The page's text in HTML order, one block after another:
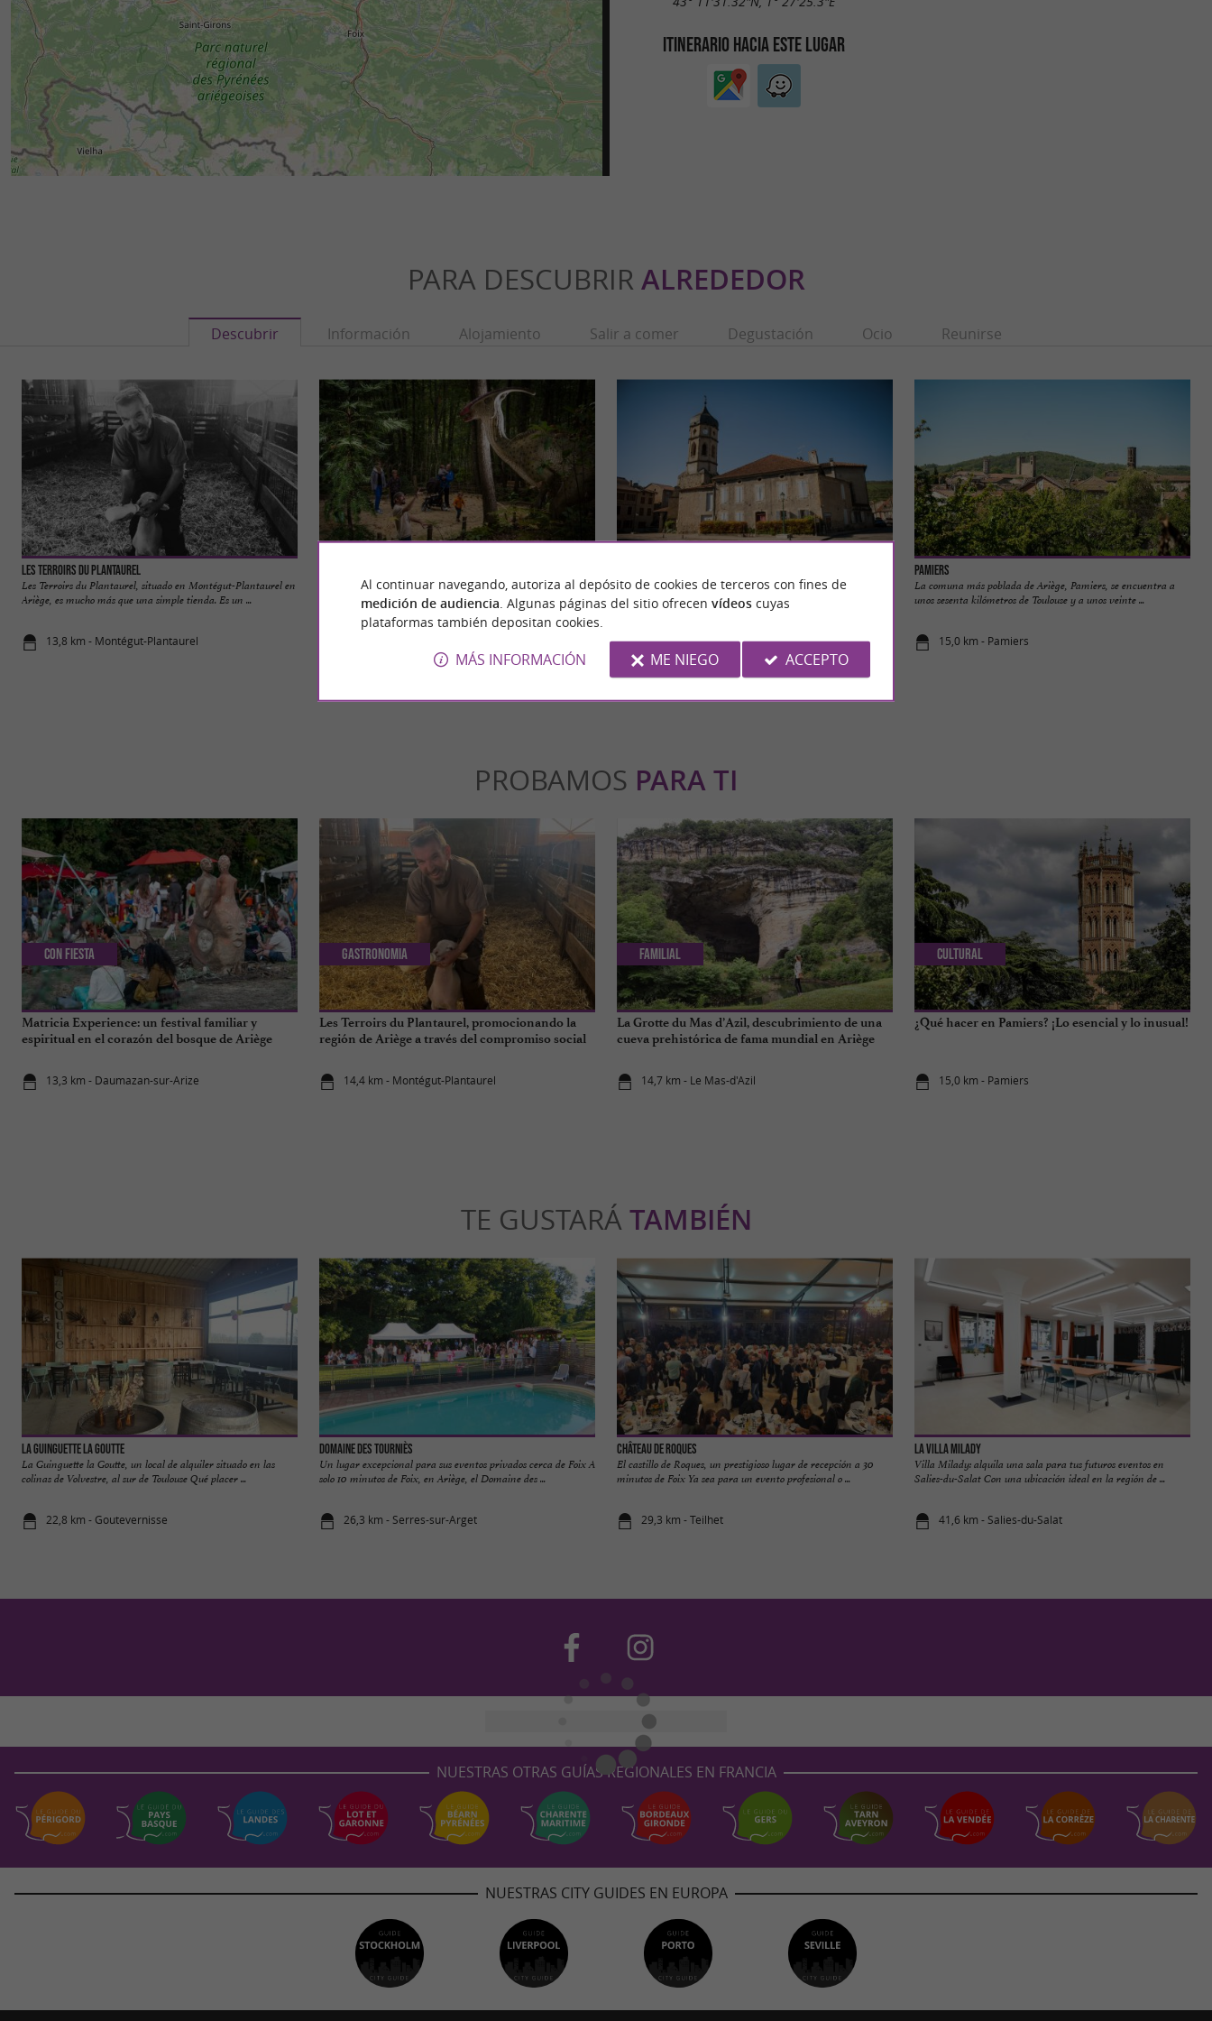
ITINERARIO HACIA ESTE LUGAR
PARA DESCUBRIR ALREDEDOR
Descubrir Información Alojamiento Salir a comer Degustación Ocio Reunirse
Les Terroirs du Plantaurel
Les Terroirs du Plantaurel, situado en Montégut-Plantaurel en
Ariège, es mucho más que una simple tienda. Es un ...
13,8 km - Montégut-Plantaurel
¡Inmersión, confrontación y emociones fuertes están
garantizadas! Xploria es un espacio de diversión y ...
Le Mas d'Azil es una pequeña y pintoresca ciudad francesa
situada en el departamento de Ariège, en el corazón de ...
14,8 km - Le Mas-d'Azil
Pamiers
La comuna más poblada de Ariège, Pamiers, se encuentra a
unos sesenta kilómetros de Toulouse y a unos veinte ...
15,0 km - Pamiers
PROBAMOS PARA TI
Matricia Experience: un festival familiar y
espiritual en el corazón del bosque de Ariège
13,3 km - Daumazan-sur-Arize
Con Fiesta
Les Terroirs du Plantaurel, promocionando la
región de Ariège a través del compromiso social
14,4 km - Montégut-Plantaurel
Gastronomia
La Grotte du Mas d’Azil, descubrimiento de una
cueva prehistórica de fama mundial en Ariège
14,7 km - Le Mas-d'Azil
Familial
¿Qué hacer en Pamiers? ¡Lo esencial y lo inusual!
15,0 km - Pamiers
Cultural
TE GUSTARÁTAMBIÉN
La Guinguette La Goutte
La Guinguette la Goutte, un local de alquiler situado en las
colinas de Volvestre, al sur de Toulouse Qué placer ...
22,8 km - Goutevernisse
Domaine des Tourniès
Un lugar excepcional para sus eventos privados cerca de Foix A
solo 10 minutos de Foix, en Ariège, el Domaine des ...
26,3 km - Serres-sur-Arget
Château de Roques
El castillo de Roques, un prestigioso lugar de recepción a 30
minutos de Foix Ya sea para un evento profesional o ...
29,3 km - Teilhet
La Villa Milady
Villa Milady: alquila una sala para tus futuros eventos en
Salies-du-Salat Con una ubicación ideal en la región de ...
41,6 km - Salies-du-Salat
NUESTRAS OTRAS GUÍAS REGIONALES EN FRANCIA
NUESTRAS CITY GUIDES EN EUROPA
Al continuar navegando, autoriza al depósito de cookies de terceros con fines de
medición de audiencia . Algunas páginas del sitio ofrecen vídeoscuyas
plataformas también depositan cookies.
MÁS INFORMACIÓN ME NIEGO ACCEPTO